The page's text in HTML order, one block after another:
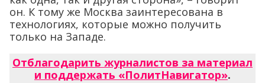
он. К тому же Москва заинтересована в
технологиях, которые можно получить
только на Западе.
Отблагодарить журналистов за материал
и поддержать «ПолитНавигатор».